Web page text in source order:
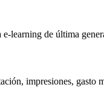
learning de última
impresiones,